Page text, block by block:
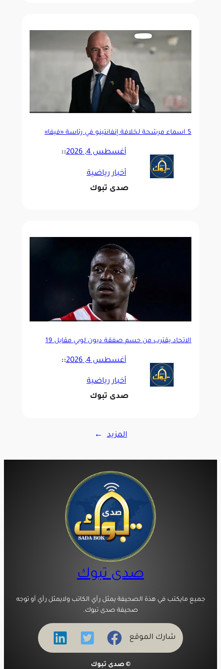
5 أسماء مرشحة لخلافة إنفانتينو في رئاسة «فيفا»
أغسطس 4, 2026 ::
أخبار رياضية
صدى تبوك
الاتحاد يقترب من حسم صفقة ديون لوبي مقابل 19
أغسطس 4, 2026 ::
أخبار رياضية
صدى تبوك
المزيد →
صدى تبوك
جميع مايكتب في هذة الصحيفة يمثل رأي الكاتب ولايمثل رأي أو توجه
صحيفة صدى تبوك.
شارك الموقع
© صدى تبوك